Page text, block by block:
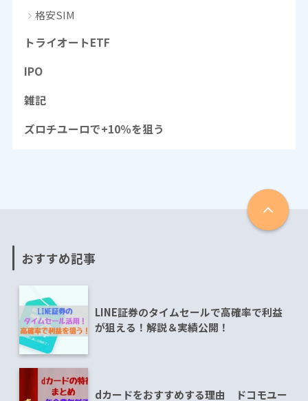
格安SIM
トライオートETF
IPO
雑記
ズロチユーロで+10％を狙う
おすすめ記事
LINE証券のタイムセールで高確率で利益
が狙える！解説＆実績公開！
dカードをおすすめする理由 ドコモユー